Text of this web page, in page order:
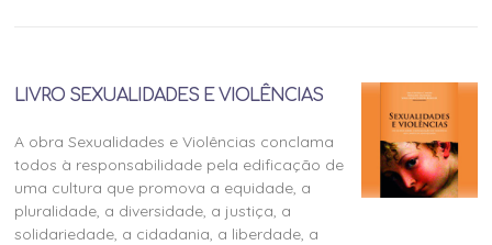
LIVRO SEXUALIDADES E VIOLÊNCIAS
A obra Sexualidades e Violências conclama
todos à responsabilidade pela edificação de
uma cultura que promova a equidade, a
pluralidade, a diversidade, a justiça, a
solidariedade, a cidadania, a liberdade, a